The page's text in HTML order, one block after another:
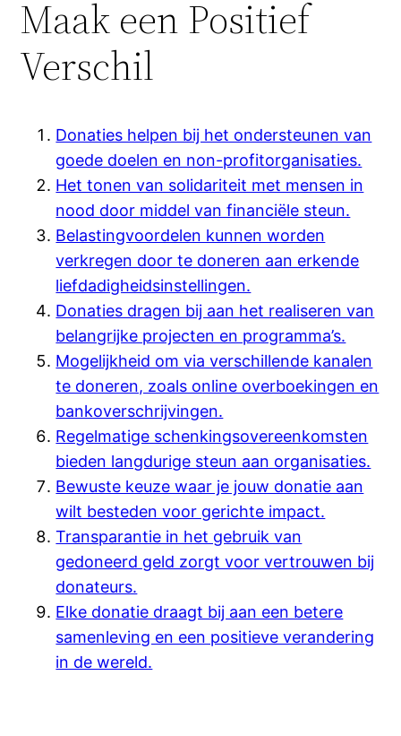
Maak een Positief
Verschil
Donaties helpen bij het ondersteunen van
goede doelen en non-profitorganisaties.
Het tonen van solidariteit met mensen in
nood door middel van financiële steun.
Belastingvoordelen kunnen worden
verkregen door te doneren aan erkende
liefdadigheidsinstellingen.
Donaties dragen bij aan het realiseren van
belangrijke projecten en programma’s.
Mogelijkheid om via verschillende kanalen
te doneren, zoals online overboekingen en
bankoverschrijvingen.
Regelmatige schenkingsovereenkomsten
bieden langdurige steun aan organisaties.
Bewuste keuze waar je jouw donatie aan
wilt besteden voor gerichte impact.
Transparantie in het gebruik van
gedoneerd geld zorgt voor vertrouwen bij
donateurs.
Elke donatie draagt bij aan een betere
samenleving en een positieve verandering
in de wereld.